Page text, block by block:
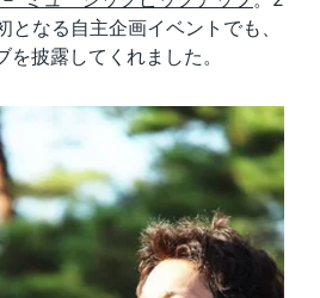
となる自主企画イベントでも、
披露してくれました。